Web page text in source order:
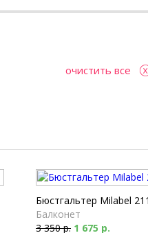
очистить все
Бюстгальтер Milabel
Балконет
3 350 р. 1 675 р.